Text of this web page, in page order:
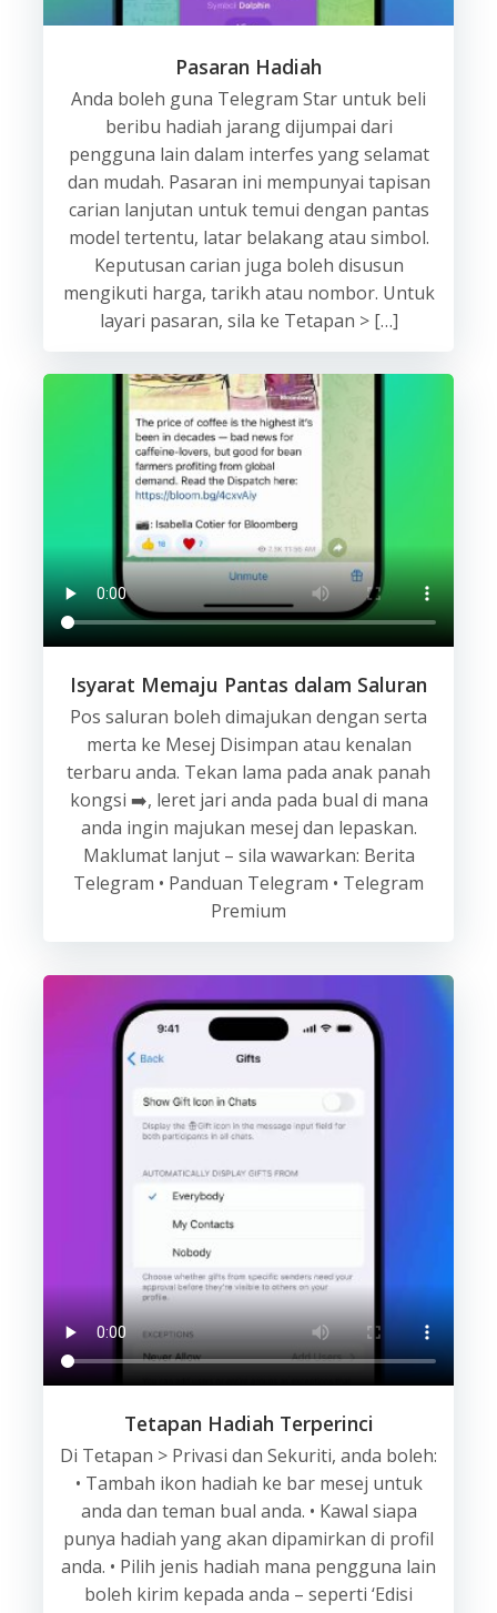
Pasaran Hadiah
Anda boleh guna Telegram Star untuk beli
beribu hadiah jarang dijumpai dari
pengguna lain dalam interfes yang selamat
dan mudah. Pasaran ini mempunyai tapisan
carian lanjutan untuk temui dengan pantas
model tertentu, latar belakang atau simbol.
Keputusan carian juga boleh disusun
mengikuti harga, tarikh atau nombor. Untuk
layari pasaran, sila ke Tetapan > […]
Isyarat Memaju Pantas dalam Saluran
Pos saluran boleh dimajukan dengan serta
merta ke Mesej Disimpan atau kenalan
terbaru anda. Tekan lama pada anak panah
kongsi ➡️, leret jari anda pada bual di mana
anda ingin majukan mesej dan lepaskan.
Maklumat lanjut – sila wawarkan: Berita
Telegram • Panduan Telegram • Telegram
Premium
Tetapan Hadiah Terperinci
Di Tetapan > Privasi dan Sekuriti, anda boleh:
• Tambah ikon hadiah ke bar mesej untuk
anda dan teman bual anda. • Kawal siapa
punya hadiah yang akan dipamirkan di profil
anda. • Pilih jenis hadiah mana pengguna lain
boleh kirim kepada anda – seperti ‘Edisi